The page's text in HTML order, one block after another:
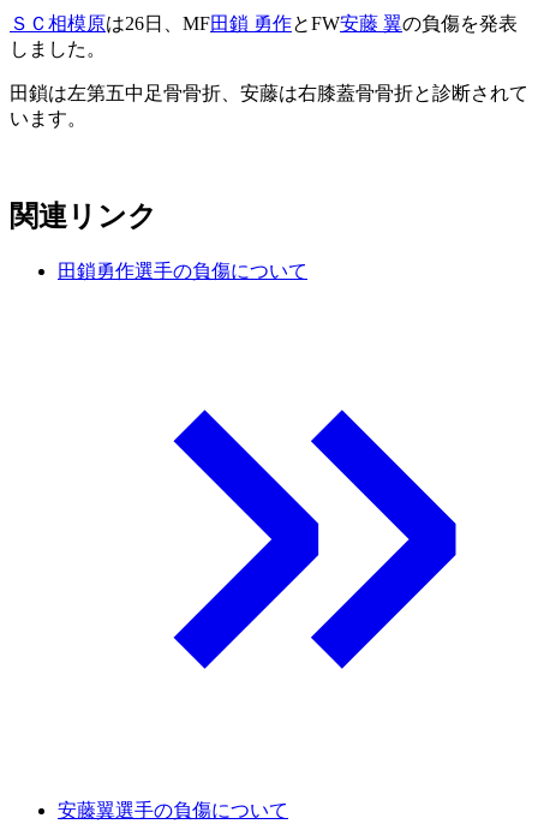
ＳＣ相模原は26日、MF田鎖 勇作とFW安藤 翼の負傷を発表
しました。
田鎖は左第五中足骨骨折、安藤は右膝蓋骨骨折と診断されて
います。
関連リンク
田鎖勇作選手の負傷について
安藤翼選手の負傷について